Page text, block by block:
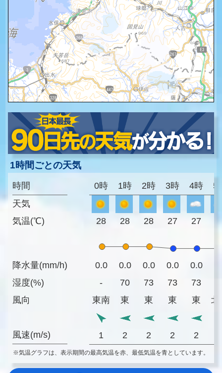
1時間ごとの天気
時間
天気
気温(℃)
降水量(mm/h)
湿度(%)
風向
風速(m/s)
0時 1時 2時 3時 4時 5
28 28 28 27 27
0.0 0.0 0.0 0.0 0.0
-
70 73 73 73
東南
東 東 東 東 北
1 2 2 2 2
※気温グラフは、表示期間の最高気温を赤、最低気温を青としています。